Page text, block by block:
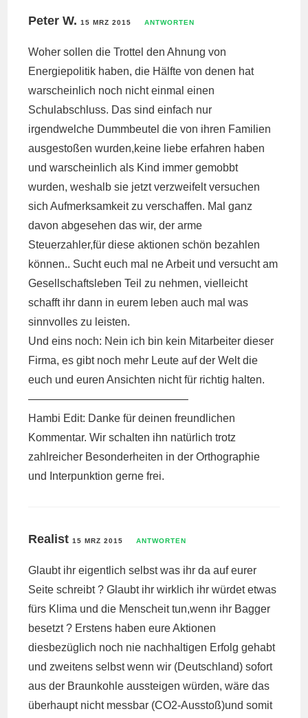
Peter W.15 MRZ 2015 ANTWORTEN
Woher sollen die Trottel den Ahnung von
Energiepolitik haben, die Hälfte von denen hat
warscheinlich noch nicht einmal einen
Schulabschluss. Das sind einfach nur
irgendwelche Dummbeutel die von ihren Familien
ausgestoßen wurden,keine liebe erfahren haben
und warscheinlich als Kind immer gemobbt
wurden, weshalb sie jetzt verzweifelt versuchen
sich Aufmerksamkeit zu verschaffen. Mal ganz
davon abgesehen das wir, der arme
Steuerzahler,für diese aktionen schön bezahlen
können.. Sucht euch mal ne Arbeit und versucht am
Gesellschaftsleben Teil zu nehmen, vielleicht
schafft ihr dann in eurem leben auch mal was
sinnvolles zu leisten.
Und eins noch: Nein ich bin kein Mitarbeiter dieser
Firma, es gibt noch mehr Leute auf der Welt die
euch und euren Ansichten nicht für richtig halten.
——————————————–
Hambi Edit: Danke für deinen freundlichen
Kommentar. Wir schalten ihn natürlich trotz
zahlreicher Besonderheiten in der Orthographie
und Interpunktion gerne frei.
Realist15 MRZ 2015 ANTWORTEN
Glaubt ihr eigentlich selbst was ihr da auf eurer
Seite schreibt ? Glaubt ihr wirklich ihr würdet etwas
fürs Klima und die Menscheit tun,wenn ihr Bagger
besetzt ? Erstens haben eure Aktionen
diesbezüglich noch nie nachhaltigen Erfolg gehabt
und zweitens selbst wenn wir (Deutschland) sofort
aus der Braunkohle aussteigen würden, wäre das
überhaupt nicht messbar (CO2-Ausstoß)und somit